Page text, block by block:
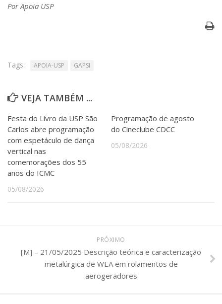
Por Apoia USP
Tags: APOIA-USP GAPSI
VEJA TAMBÉM ...
Festa do Livro da USP São
Carlos abre programação
com espetáculo de dança
vertical nas
comemorações dos 55
anos do ICMC
05/08/2026
Programação de agosto
do Cineclube CDCC
05/08/2026
PRÓXIMO
[M] – 21/05/2025 Descrição teórica e caracterização
metalúrgica de WEA em rolamentos de
aerogeradores